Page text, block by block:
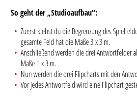
So geht der „Studioaufbau“:
Zuerst klebst du die Begrenzung des
gesamte Feld hat die Maße 3 x 3 m.
Anschließend werden die drei Antwortfelder
Maße 1 x 3 m.
Nun werden die drei Flipcharts mit den
Vor jedes Antwortfeld wird eine Flipchart